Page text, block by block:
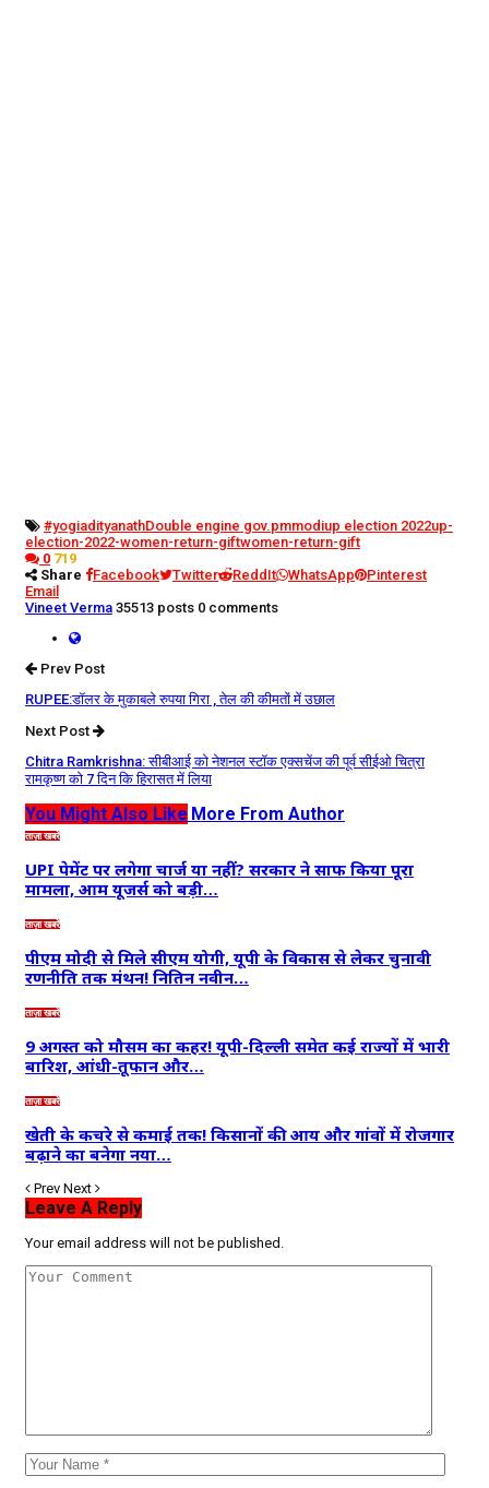
#yogiadityanathDouble engine gov. pmmodiup election 2022up-
election-2022-women-return-giftwomen-return-gift
0 719
Share
Facebook Twitter ReddIt WhatsApp
Pinterest
Email
Vineet Verma 35513 posts 0 comments
Prev Post
RUPEE:डॉलर के मुकाबले रुपया गिरा , तेल की कीमतों में उछाल
Next Post
Chitra Ramkrishna: सीबीआई को नेशनल स्टॉक एक्सचेंज की पूर्व सीईओ चित्रा
रामकृष्ण को 7 दिन कि हिरासत में लिया
You Might Also Like More From Author
ताज़ा खबरें
UPI पेमेंट पर लगेगा चार्ज या नहीं? सरकार ने साफ किया पूरा
मामला, आम यूजर्स को बड़ी…
ताज़ा खबरें
पीएम मोदी से मिले सीएम योगी, यूपी के विकास से लेकर चुनावी
रणनीति तक मंथन! नितिन नवीन…
ताज़ा खबरें
9 अगस्त को मौसम का कहर! यूपी-दिल्ली समेत कई राज्यों में भारी
बारिश, आंधी-तूफान और…
ताज़ा खबरें
खेती के कचरे से कमाई तक! किसानों की आय और गांवों में रोजगार
बढ़ाने का बनेगा नया…
Prev Next
Leave A Reply
Your email address will not be published.